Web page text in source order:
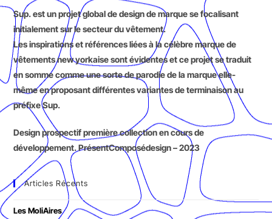
Sup. est un projet global de design de marque se focalisant
initialement sur le secteur du vêtement.
Les inspirations et références liées à la célèbre marque de
vêtements new yorkaise sont évidentes et ce projet se traduit
en somme comme une sorte de parodie de la marque elle-
même en proposant différentes variantes de terminaison au
préfixe Sup.
Design prospectif première collection en cours de
développement. PrésentComposédesign – 2023
Articles Récents
Les MoliAires